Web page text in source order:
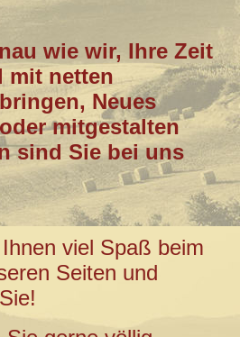
wie wir, Ihre Zeit
mit netten
Neues
mitgestalten
sind Sie bei uns
viel Spaß beim
Seiten und